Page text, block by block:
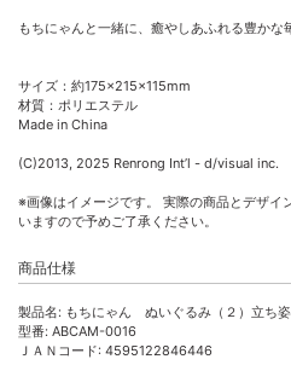
もちにゃんと一緒に、癒やしあふれる豊かな
サイズ：約175×215×115mm
材質：ポリエステル
Made in China
(C)2013, 2025 Renrong Int’l - d/visual inc.
※画像はイメージです。 実際の商品とデザイ
いますので予めご了承ください。
商品仕様
製品名: もちにゃん ぬいぐるみ（２）立ち姿
型番: ABCAM-0016
ＪＡＮコード: 4595122846446